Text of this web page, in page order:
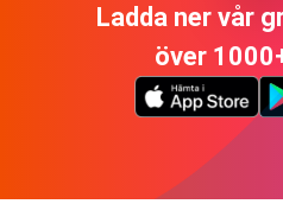
Ladda ner vår
över